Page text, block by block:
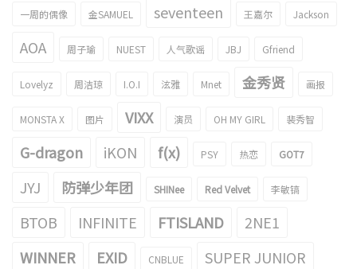
一周的偶像 金SAMUEL seventeen 王嘉尔 Jackson
AOA 周子瑜 NUEST 人气歌谣 JBJ Gfriend
Lovelyz 周洁琼 I.O.I 泫雅 Mnet 金秀贤 画报
MONSTA X 图片 VIXX 演员 OH MY GIRL 裴秀智
G-dragon iKON f(x) PSY 热恋 GOT7
JYJ 防弹少年团 SHINee Red Velvet 李敏镐
BTOB INFINITE FTISLAND
2NE1
WINNER
EXID CNBLUE SUPER JUNIOR